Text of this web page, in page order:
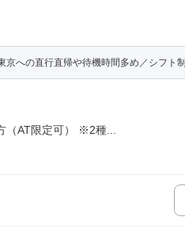
への直行直帰や待機時間多め／シフト制
（AT限定可） ※2種...